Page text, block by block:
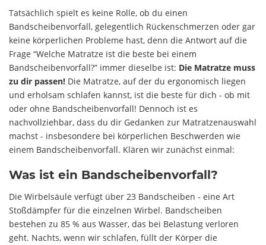
Tatsächlich spielt es keine Rolle, ob du einen
Bandscheibenvorfall, gelegentlich Rückenschmerzen oder gar
keine körperlichen Probleme hast, denn die Antwort auf die
Frage “Welche Matratze ist die beste bei einem
Bandscheibenvorfall?” immer dieselbe ist: Die Matratze muss
zu dir passen! Die Matratze, auf der du ergonomisch liegen
und erholsam schlafen kannst, ist die beste für dich - ob mit
oder ohne Bandscheibenvorfall! Dennoch ist es
nachvollziehbar, dass du dir Gedanken zur Matratzenauswahl
machst - insbesondere bei körperlichen Beschwerden wie
einem Bandscheibenvorfall. Klären wir zunächst einmal:
Was ist ein Bandscheibenvorfall?
Die Wirbelsäule verfügt über 23 Bandscheiben - eine Art
Stoßdämpfer für die einzelnen Wirbel. Bandscheiben
bestehen zu 85 % aus Wasser, das bei Belastung verloren
geht. Nachts, wenn wir schlafen, füllt der Körper die